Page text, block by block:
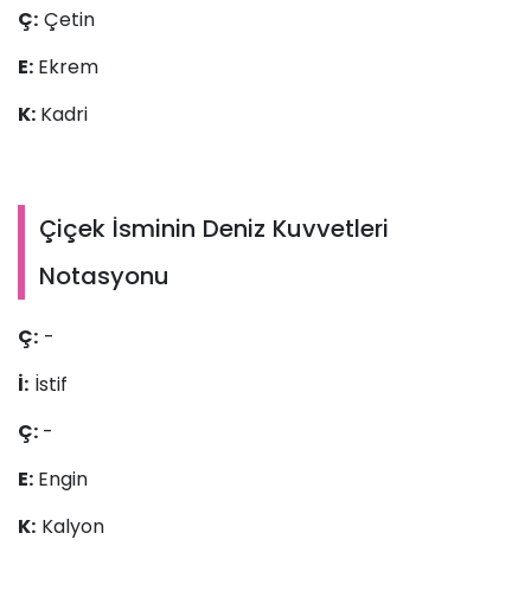
Ç: Çetin
E: Ekrem
K: Kadri
Çiçek İsminin Deniz Kuvvetleri
Notasyonu
Ç: -
İ: İstif
Ç: -
E: Engin
K: Kalyon